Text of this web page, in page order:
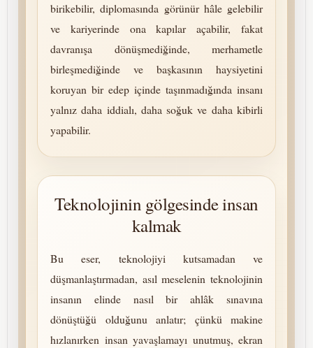
birikebilir, diplomasında görünür hâle gelebilir
ve kariyerinde ona kapılar açabilir, fakat
davranışa dönüşmediğinde, merhametle
birleşmediğinde ve başkasının haysiyetini
koruyan bir edep içinde taşınmadığında insanı
yalnız daha iddialı, daha soğuk ve daha kibirli
yapabilir.
Teknolojinin gölgesinde insan
kalmak
Bu eser, tek­no­lo­jiyi kutsamadan ve
düşmanlaştırmadan, asıl meselenin tek­no­lo­jinin
insanın elinde nasıl bir ahlâk sınavına
dönüştüğü olduğunu anlatır; çünkü makine
hızlanırken insan yavaşlamayı unutmuş, ekran